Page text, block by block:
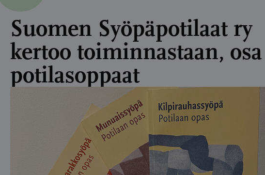
Suomen Syöpäpotilaat ry
kertoo toiminnastaan,
potilasoppaat